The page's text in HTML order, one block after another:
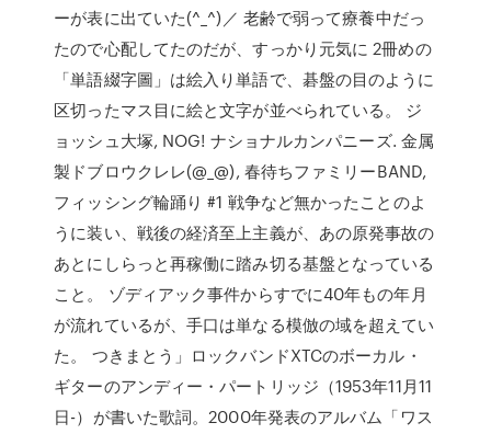
ーが表に出ていた(^_^)／ 老齢で弱って療養中だっ
たので心配してたのだが、すっかり元気に 2冊めの
「単語綴字圖」は絵入り単語で、碁盤の目のように
区切ったマス目に絵と文字が並べられている。 ジ
ョッシュ大塚, NOG! ナショナルカンパニーズ. 金属
製ドブロウクレレ(@_@), 春待ちファミリーBAND,
フィッシング輪踊り #1 戦争など無かったことのよ
うに装い、戦後の経済至上主義が、あの原発事故の
あとにしらっと再稼働に踏み切る基盤となっている
こと。 ゾディアック事件からすでに40年もの年月
が流れているが、手口は単なる模倣の域を超えてい
た。 つきまとう」ロックバンドXTCのボーカル・
ギターのアンディー・パートリッジ（1953年11月11
日-）が書いた歌詞。2000年発表のアルバム「ワス